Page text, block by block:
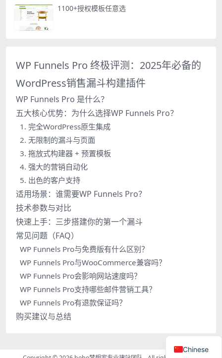
1100+授权模板任意选
WP Funnels Pro 终极评测：2025年必备的
WordPress销售漏斗构建插件
WP Funnels Pro 是什么？
五大核心优势：为什么选择WP Funnels Pro？
1. 完全WordPress原生集成
2. 无限制的漏斗与页面
3. 拖放式构建器 + 预置模板
4. 强大的营销自动化
5. 出色的客户支持
适用场景：谁需要WP Funnels Pro？
技术参数与对比
快速上手：三步搭建你的第一个漏斗
常见问题（FAQ）
WP Funnels Pro与免费版有什么区别？
WP Funnels Pro与WooCommerce兼容吗？
WP Funnels Pro会影响网站速度吗？
WP Funnels Pro支持哪些邮件营销工具？
WP Funnels Pro有退款保证吗？
购买建议与总结
Chinese